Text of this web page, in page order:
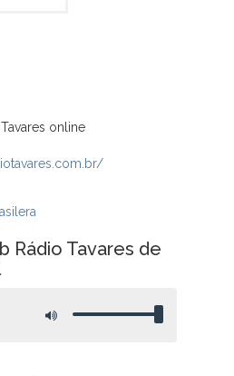
online
Rádio Tavares de